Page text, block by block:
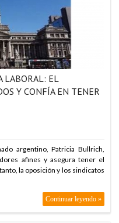
FIRMAN PACTO DE
FIRMAN PACTO DE
FIRMAN PACTO DE
FIRMAN PACTO DE
FIRMAN PACTO DE
FIRMAN PACTO DE
FIRMAN PACTO DE
LABORAL: EL
Y CONFÍA EN TENER
argentino, Patricia Bullrich,
afines y asegura tener el
la oposición y los sindicatos
Continuar leyendo »